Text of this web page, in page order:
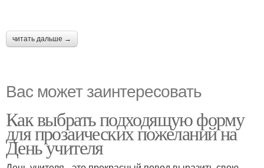
читать дальше →
Вас может заинтересовать
Как выбрать подходящую форму
для прозаических пожеланий на
День учителя